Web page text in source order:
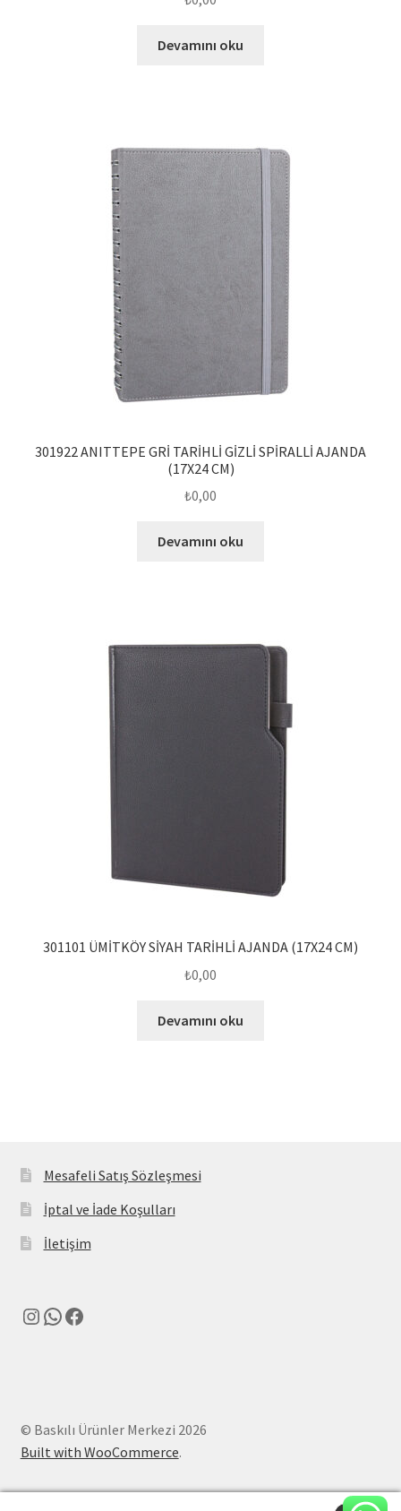
Devamını oku
301922 ANITTEPE GRİ TARİHLİ GİZLİ SPİRALLİ AJANDA
(17X24 CM)
₺0,00
Devamını oku
301101 ÜMİTKÖY SİYAH TARİHLİ AJANDA (17X24 CM)
₺0,00
Devamını oku
Mesafeli Satış Sözleşmesi
İptal ve İade Koşulları
İletişim
Instagram
WhatsApp
Facebook
© Baskılı Ürünler Merkezi 2026
Built with WooCommerce.